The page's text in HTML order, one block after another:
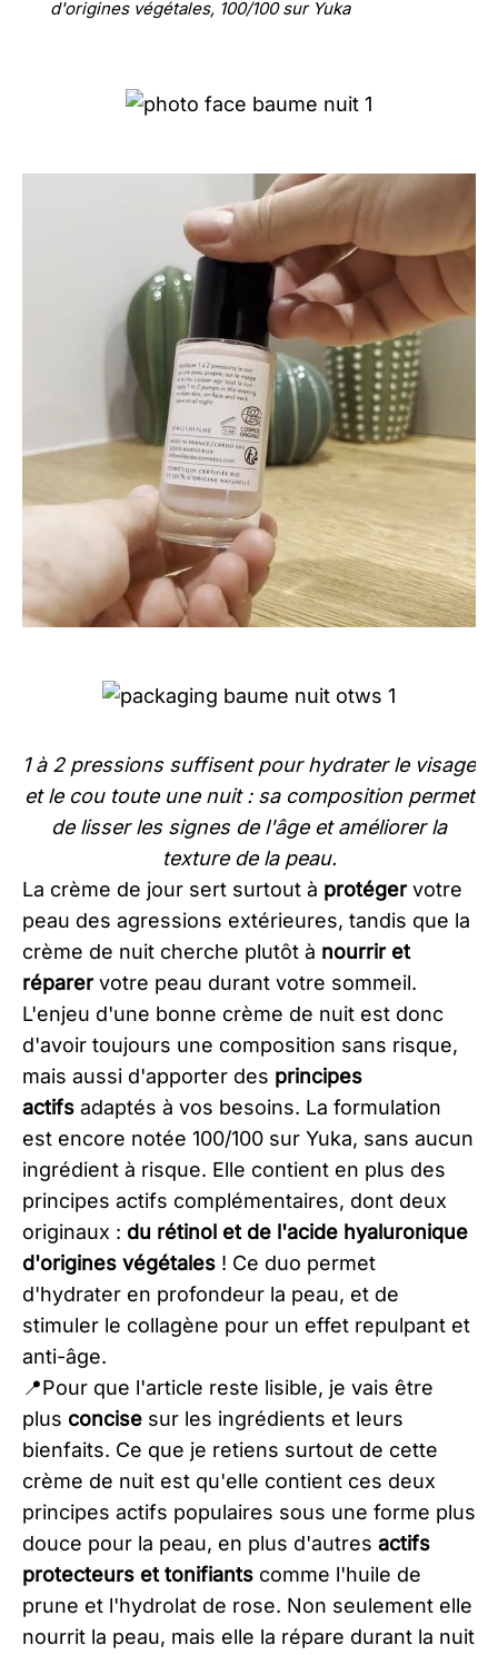
d'origines végétales, 100/100 sur Yuka
1 à 2 pressions suffisent pour hydrater le visage
et le cou toute une nuit : sa composition permet
de lisser les signes de l'âge et améliorer la
texture de la peau.
La crème de jour sert surtout à protégervotre
peau des agressions extérieures, tandis que la
crème de nuit cherche plutôt à nourrir et
réparervotre peau durant votre sommeil.
L'enjeu d'une bonne crème de nuit est donc
d'avoir toujours une composition sans risque,
mais aussi d'apporter des principes
actifs adaptés à vos besoins. La formulation
est encore notée 100/100 sur Yuka, sans aucun
ingrédient à risque. Elle contient en plus des
principes actifs complémentaires, dont deux
originaux : du rétinol et de l'acide hyaluronique
d'origines végétales ! Ce duo permet
d'hydrater en profondeur la peau, et de
stimuler le collagène pour un effet repulpant et
anti-âge.
​📍Pour que l'article reste lisible, je vais être
plus concise sur les ingrédients et leurs
bienfaits. Ce que je retiens surtout de cette
crème de nuit est qu'elle contient ces deux
principes actifs populaires sous une forme plus
douce pour la peau, en plus d'autres actifs
protecteurs et tonifiants comme l'huile de
prune et l'hydrolat de rose. Non seulement elle
nourrit la peau, mais elle la répare durant la nuit